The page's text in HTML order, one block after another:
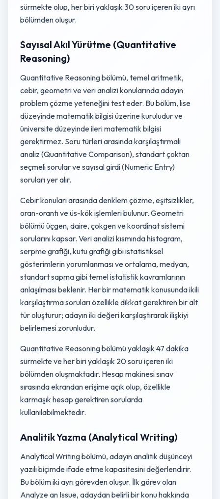
sürmekte olup, her biri yaklaşık 30 soru içeren iki ayrı
bölümden oluşur.
Sayısal Akıl Yürütme (Quantitative
Reasoning)
Quantitative Reasoning bölümü, temel aritmetik,
cebir, geometri ve veri analizi konularında adayın
problem çözme yeteneğini test eder. Bu bölüm, lise
düzeyinde matematik bilgisi üzerine kuruludur ve
üniversite düzeyinde ileri matematik bilgisi
gerektirmez. Soru türleri arasında karşılaştırmalı
analiz (Quantitative Comparison), standart çoktan
seçmeli sorular ve sayısal girdi (Numeric Entry)
soruları yer alır.
Cebir konuları arasında denklem çözme, eşitsizlikler,
oran-orantı ve üs-kök işlemleri bulunur. Geometri
bölümü üçgen, daire, çokgen ve koordinat sistemi
sorularını kapsar. Veri analizi kısmında histogram,
serpme grafiği, kutu grafiği gibi istatistiksel
gösterimlerin yorumlanması ve ortalama, medyan,
standart sapma gibi temel istatistik kavramlarının
anlaşılması beklenir. Her bir matematik konusunda ikili
karşılaştırma soruları özellikle dikkat gerektiren bir alt
tür oluşturur; adayın iki değeri karşılaştırarak ilişkiyi
belirlemesi zorunludur.
Quantitative Reasoning bölümü yaklaşık 47 dakika
sürmekte ve her biri yaklaşık 20 soru içeren iki
bölümden oluşmaktadır. Hesap makinesi sınav
sırasında ekrandan erişime açık olup, özellikle
karmaşık hesap gerektiren sorularda
kullanılabilmektedir.
Analitik Yazma (Analytical Writing)
Analytical Writing bölümü, adayın analitik düşünceyi
yazılı biçimde ifade etme kapasitesini değerlendirir.
Bu bölüm iki ayrı görevden oluşur. İlk görev olan
Analyze an Issue, adaydan belirli bir konu hakkında